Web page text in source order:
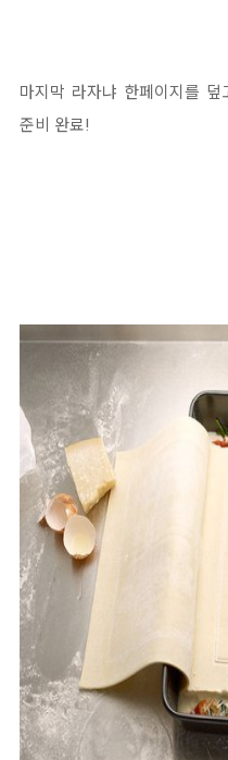
마지막 라자냐 한페이지를
준비 완료!